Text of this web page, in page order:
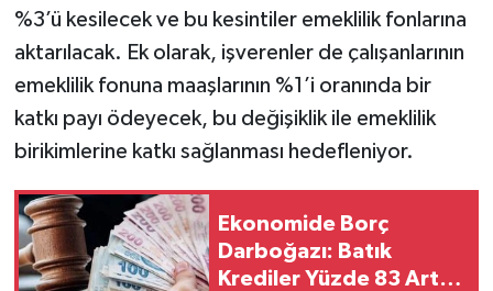
%3’ü kesilecek ve bu kesintiler emeklilik fonlarına
aktarılacak. Ek olarak, işverenler de çalışanlarının
emeklilik fonuna maaşlarının %1’i oranında bir
katkı payı ödeyecek, bu değişiklik ile emeklilik
birikimlerine katkı sağlanması hedefleniyor.
Ekonomide Borç
Darboğazı: Batık
Krediler Yüzde 83 Arttı,